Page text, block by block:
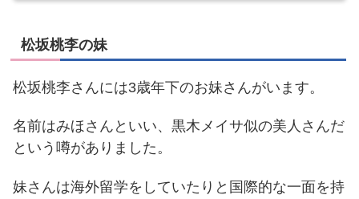
松坂桃李の妹
松坂桃李さんには3歳年下のお妹さんがいます。
名前はみほさんといい、黒木メイサ似の美人さんだ
という噂がありました。
妹さんは海外留学をしていたりと国際的な一面を持